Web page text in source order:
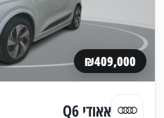
₪409,000
אאודי Q6